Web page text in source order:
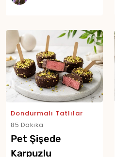
Dondurmalı Tatlılar
85 Dakika
Pet Şişede
Karpuzlu